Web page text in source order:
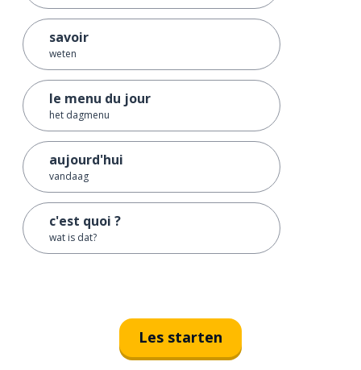
savoir
weten
le menu du jour
het dagmenu
aujourd'hui
vandaag
c'est quoi ?
wat is dat?
Les starten